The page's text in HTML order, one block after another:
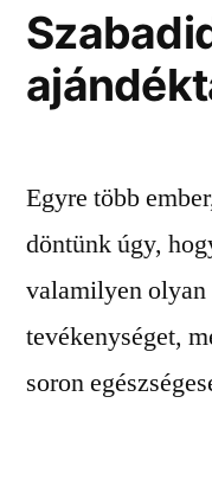
Egyre több
döntünk úgy,
valamilyen olyan
tevékenységet,
soron